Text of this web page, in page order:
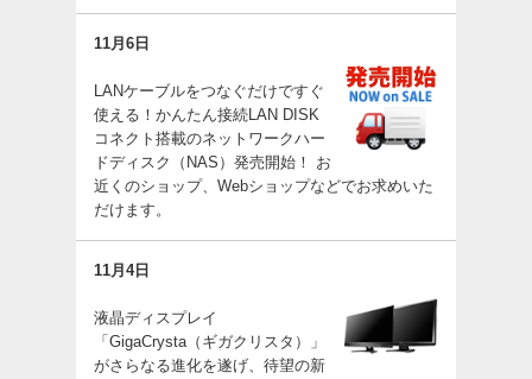
11月6日
LANケーブルをつなぐだけですぐ
使える！かんたん接続LAN DISK
コネクト搭載のネットワークハー
ドディスク（NAS）発売開始！ お
近くのショップ、Webショップなどでお求めいた
だけます。
11月4日
液晶ディスプレイ
「GigaCrysta（ギガクリスタ）」
がさらなる進化を遂げ、待望の新